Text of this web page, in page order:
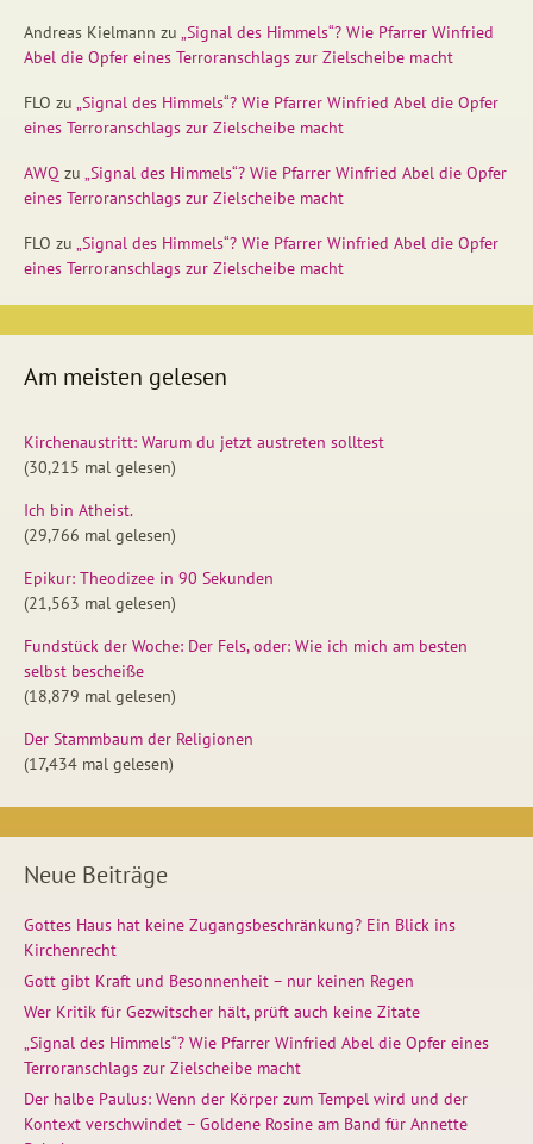
Andreas Kielmann zu „Signal des Himmels“? Wie Pfarrer Winfried
Abel die Opfer eines Terroranschlags zur Zielscheibe macht
FLO zu „Signal des Himmels“? Wie Pfarrer Winfried Abel die Opfer
eines Terroranschlags zur Zielscheibe macht
AWQ zu „Signal des Himmels“? Wie Pfarrer Winfried Abel die Opfer
eines Terroranschlags zur Zielscheibe macht
FLO zu „Signal des Himmels“? Wie Pfarrer Winfried Abel die Opfer
eines Terroranschlags zur Zielscheibe macht
Am meisten gelesen
Kirchenaustritt: Warum du jetzt austreten solltest
(30,215 mal gelesen)
Ich bin Atheist.
(29,766 mal gelesen)
Epikur: Theodizee in 90 Sekunden
(21,563 mal gelesen)
Fundstück der Woche: Der Fels, oder: Wie ich mich am besten
selbst bescheiße
(18,879 mal gelesen)
Der Stammbaum der Religionen
(17,434 mal gelesen)
Neue Beiträge
Gottes Haus hat keine Zugangsbeschränkung? Ein Blick ins
Kirchenrecht
Gott gibt Kraft und Besonnenheit – nur keinen Regen
Wer Kritik für Gezwitscher hält, prüft auch keine Zitate
„Signal des Himmels“? Wie Pfarrer Winfried Abel die Opfer eines
Terroranschlags zur Zielscheibe macht
Der halbe Paulus: Wenn der Körper zum Tempel wird und der
Kontext verschwindet – Goldene Rosine am Band für Annette